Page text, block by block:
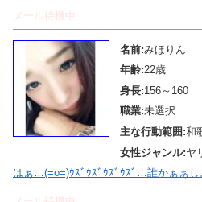
メール待機中
名前:みほりん
年齢:22歳
身長:156～160
職業:未選択
主な行動範囲:和
女性ジャンル:ヤ
はぁ…(=o=)ｳｽﾞｳｽﾞｳｽﾞｳｽﾞ…誰かぁぁし